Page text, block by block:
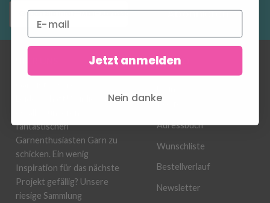
Abonnieren
fantastischen
Garnenthusiasten Garn zu
schicken. Ein wenig
Inspiration für das nächste
Projekt gefällig? Unsere
riesige Sammlung
KONTO
Konto
Adressbuch
Wunschliste
Bestellverlauf
Newsletter
Jetzt anmelden
Nein danke